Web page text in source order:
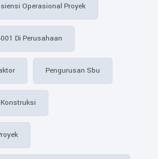
Operasional Proyek
Di Perusahaan
Pengurusan Sbu